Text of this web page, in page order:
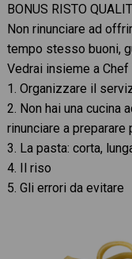
BONUS RISTO
Non rinunciare ad
tempo stesso buoni,
Vedrai insieme a Chef
1. Organizzare il
2. Non hai una cucina
rinunciare a
3. La pasta: corta,
4. Il riso
5. Gli errori da evitare